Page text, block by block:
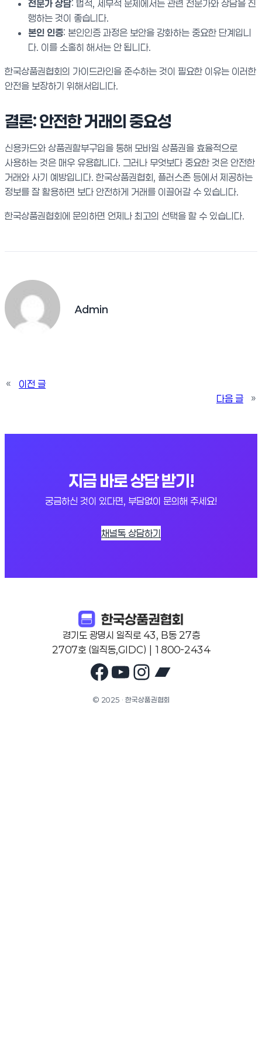
전문가 상담: 법적, 세무적 문제에서는 관련 전문가와 상담을 진
행하는 것이 좋습니다.
본인 인증: 본인인증 과정은 보안을 강화하는 중요한 단계입니
다. 이를 소홀히 해서는 안 됩니다.
한국상품권협회의 가이드라인을 준수하는 것이 필요한 이유는 이러한
안전을 보장하기 위해서입니다.
결론: 안전한 거래의 중요성
신용카드와 상품권할부구입을 통해 모바일 상품권을 효율적으로
사용하는 것은 매우 유용합니다. 그러나 무엇보다 중요한 것은 안전한
거래와 사기 예방입니다. 한국상품권협회, 플러스존 등에서 제공하는
정보를 잘 활용하면 보다 안전하게 거래를 이끌어갈 수 있습니다.
한국상품권협회에 문의하면 언제나 최고의 선택을 할 수 있습니다.
Admin
«
이전 글
다음 글
»
지금 바로 상담 받기!
궁금하신 것이 있다면, 부담없이 문의해 주세요!
채널톡 상담하기
경기도 광명시 일직로 43, B동 27층
2707호 (일직동,GIDC) | 1800-2434
Facebook
YouTube
Instagram
© 2025 · 한국상품권협회